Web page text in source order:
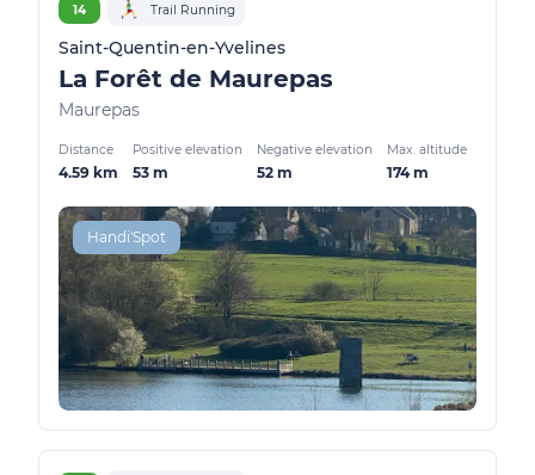
14 Trail Running
Saint-Quentin-en-Yvelines
La Forêt de Maurepas
Maurepas
Distance
4.59 km
Positive elevation
53 m
Negative elevation
52 m
Max. altitude
174 m
Handi'Spot